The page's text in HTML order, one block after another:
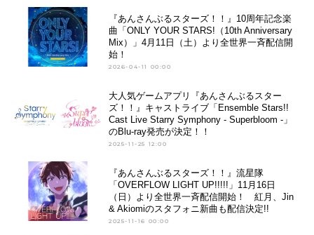
『あんさんぶるスターズ！！』10周年記念楽
曲「ONLY YOUR STARS!（10th Anniversary
Mix）」4月11日（土）より全世界一斉配信開
始！
2026-04-11 00:00
大人気ゲームアプリ『あんさんぶるスター
ズ！！』キャストライブ「Ensemble Stars!!
Cast Live Starry Symphony - Superbloom -」
のBlu-ray発売が決定！！
2025-11-25 12:00
『あんさんぶるスターズ！！』流星隊
「OVERFLOW LIGHT UP!!!!!」11月16日
（日）より全世界一斉配信開始！ 紅月、Jin
& Akiomiのスタフォニ新曲も配信決定!!
2025-11-16 00:00